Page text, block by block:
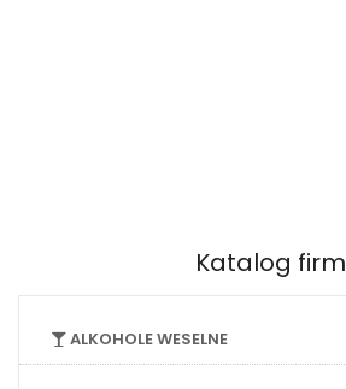
Katalog firm
ALKOHOLE WESELNE